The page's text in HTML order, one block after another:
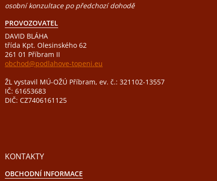
osobní konzultace po předchozí dohodě
PROVOZOVATEL
DAVID BLÁHA
třída Kpt. Olesinského 62
261 01 Příbram II
obchod@podlahove-topeni.eu
ŽL vystavil MÚ-OŽÚ Příbram, ev. č.: 321102-13557
IČ: 61653683
DIČ: CZ7406161125
KONTAKTY
OBCHODNÍ INFORMACE